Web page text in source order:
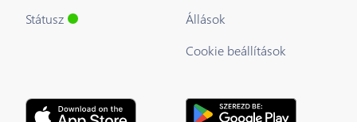
Státusz
Állások
Cookie beállítások